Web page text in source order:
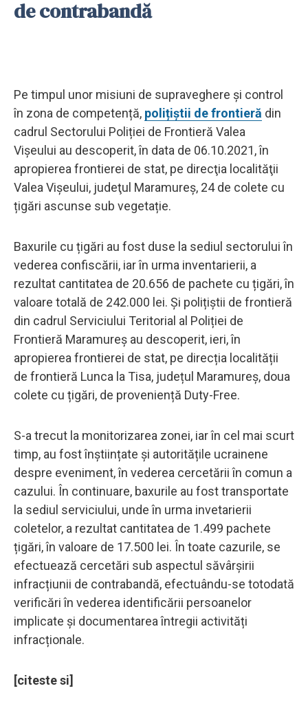
de contrabandă
Pe timpul unor misiuni de supraveghere și control
în zona de competență, polițiștii de frontieră din
cadrul Sectorului Poliției de Frontieră Valea
Vișeului au descoperit, în data de 06.10.2021, în
apropierea frontierei de stat, pe direcţia localităţii
Valea Vișeului, judeţul Maramureș, 24 de colete cu
țigări ascunse sub vegetație.
Baxurile cu țigări au fost duse la sediul sectorului în
vederea confiscării, iar în urma inventarierii, a
rezultat cantitatea de 20.656 de pachete cu țigări, în
valoare totală de 242.000 lei. Și polițiștii de frontieră
din cadrul Serviciului Teritorial al Poliției de
Frontieră Maramureș au descoperit, ieri, în
apropierea frontierei de stat, pe direcția localității
de frontieră Lunca la Tisa, județul Maramureș, doua
colete cu țigări, de proveniență Duty-Free.
S-a trecut la monitorizarea zonei, iar în cel mai scurt
timp, au fost înștiințate și autoritățile ucrainene
despre eveniment, în vederea cercetării în comun a
cazului. În continuare, baxurile au fost transportate
la sediul serviciului, unde în urma invetarierii
coletelor, a rezultat cantitatea de 1.499 pachete
țigări, în valoare de 17.500 lei. În toate cazurile, se
efectuează cercetări sub aspectul săvârșirii
infracțiunii de contrabandă, efectuându-se totodată
verificări în vederea identificării persoanelor
implicate şi documentarea întregii activități
infracționale.
[citeste si]